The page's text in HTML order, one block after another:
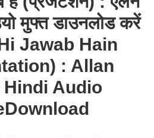
मुफ्त डाउनलोड करें
Jawab Hain
: Allan
Hindi Audio